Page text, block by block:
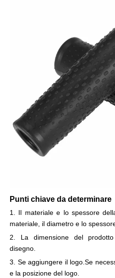
Punti chiave da determinare
1. Il materiale e lo spessore
materiale, il diametro e lo
2. La dimensione del
disegno.
3. Se aggiungere il logo.Se
e la posizione del logo.